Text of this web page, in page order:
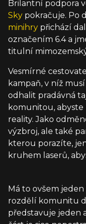
Brilantní podpora
Sky pokračuje. Po
minihry přichází
označením 6.4 a
titulní
Vesmírné
kampaň, v níž
odhalit pradávná
komunitou,
reality. Jako
výzbroj, ale také
kterou porazíte,
kruhem laserů,
Má to ovšem
rozdělí komunitu
představuje jeden